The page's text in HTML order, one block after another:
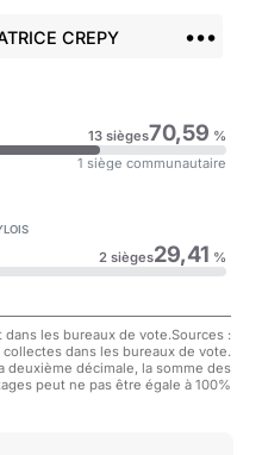
CREPY •••
13 sièges70,59 %
1 siège communautaire
2 sièges29,41 %
les bureaux de vote.Sources :
dans les bureaux de vote.
deuxième décimale, la somme des
peut ne pas être égale à 100%